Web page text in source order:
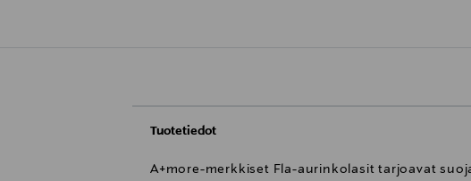
Tuotetiedot
A+more-merkkiset Fla-aurinkolasit tarjoavat